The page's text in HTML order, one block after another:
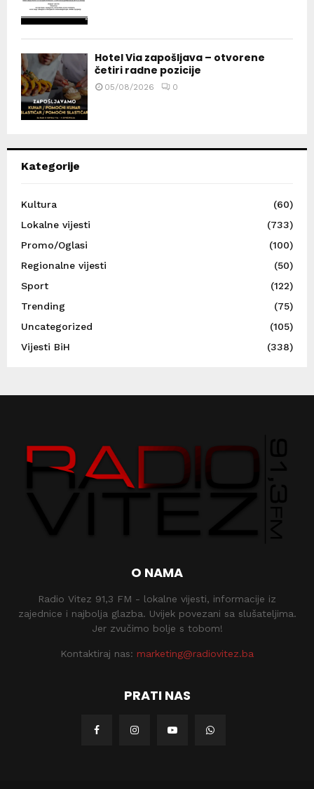
Hotel Via zapošljava – otvorene
četiri radne pozicije
05/08/2026 0
Kategorije
Kultura
(60)
Lokalne vijesti
(733)
Promo/Oglasi
(100)
Regionalne vijesti
(50)
Sport
(122)
Trending
(75)
Uncategorized
(105)
Vijesti BiH
(338)
O NAMA
Radio Vitez 91,3 FM - lokalne vijesti, informacije iz
zajednice i najbolja glazba. Uvijek povezani sa slušateljima.
Jer zvučimo bolje s tobom!
Kontaktiraj nas: marketing@radiovitez.ba
PRATI NAS